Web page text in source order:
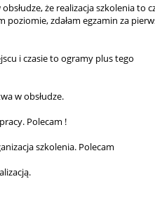
że realizacja szkolenia to
poziomie, zdałam egzamin za
i czasie to ogramy plus tego
w obsłudze.
Polecam !
szkolenia. Polecam